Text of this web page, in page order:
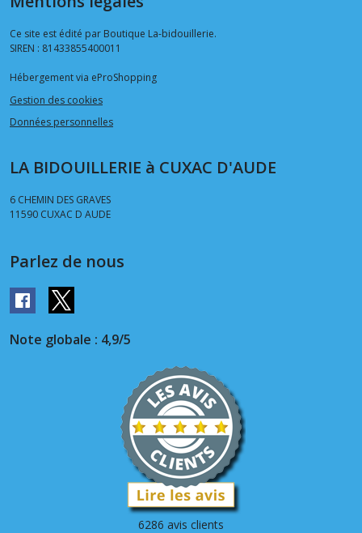
Ce site est édité par Boutique La-bidouillerie.
SIREN : 81433855400011
Hébergement via eProShopping
Gestion des cookies
Données personnelles
LA BIDOUILLERIE à CUXAC D'AUDE
6 CHEMIN DES GRAVES
11590 CUXAC D AUDE
Parlez de nous
Note globale : 4,9/5
6286 avis clients